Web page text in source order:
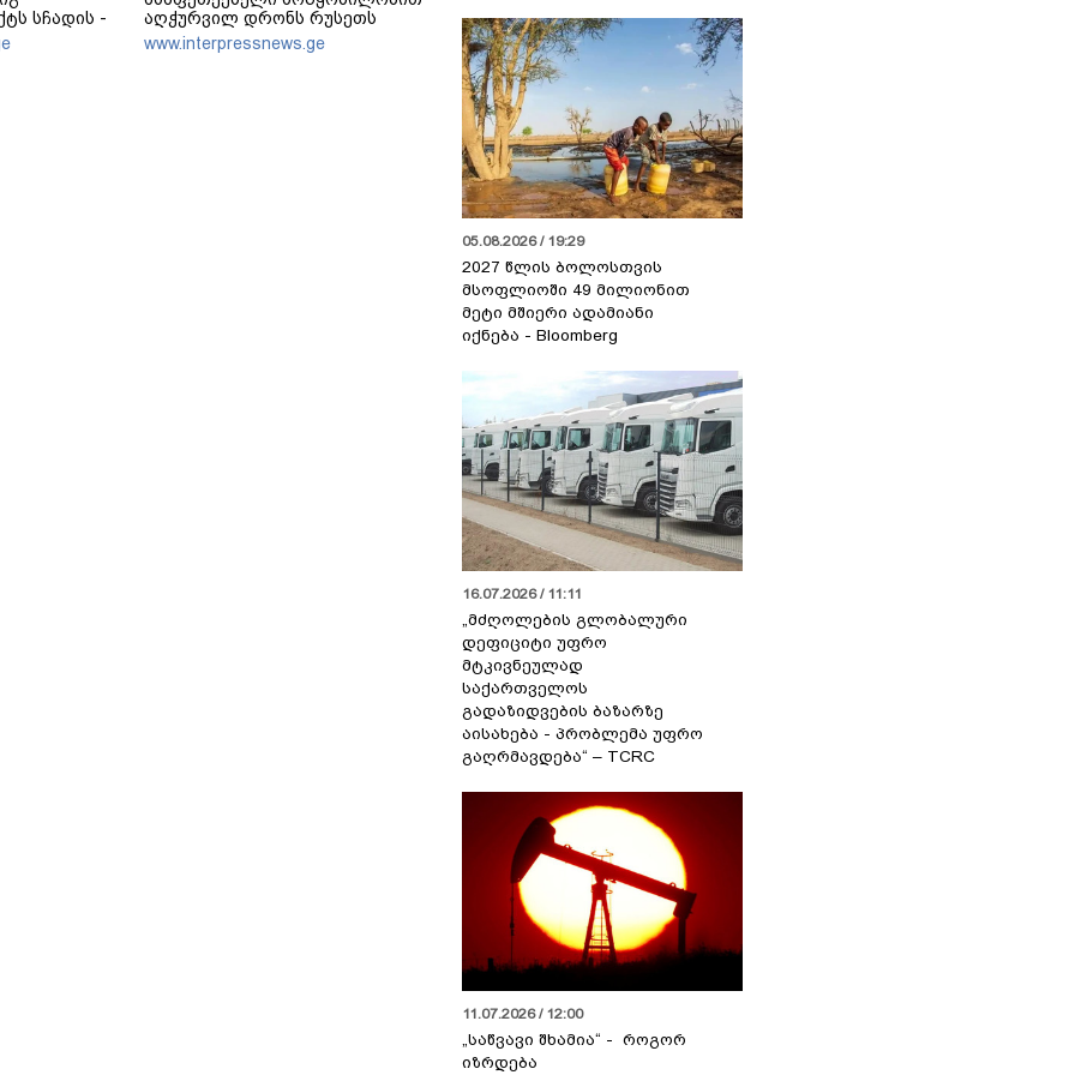
სჩადის -
ანაკლიის
აღჭურვილ დრონს რუსეთს
უკავშირებს
www.interpressnews.ge
05.08.2026 / 19:29
2027 წლის ბოლოსთვის
მსოფლიოში 49 მილიონით
მეტი მშიერი ადამიანი
იქნება - Bloomberg
16.07.2026 / 11:11
„მძღოლების გლობალური
დეფიციტი უფრო
მტკივნეულად
საქართველოს
გადაზიდვების ბაზარზე
აისახება - პრობლემა უფრო
გაღრმავდება“ – TCRC
11.07.2026 / 12:00
„საწვავი შხამია“ - როგორ
იზრდება